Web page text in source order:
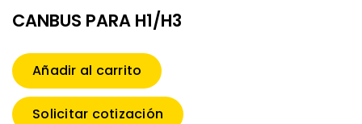
CANBUS PARA H1/H3
Añadir al carrito
Solicitar cotización